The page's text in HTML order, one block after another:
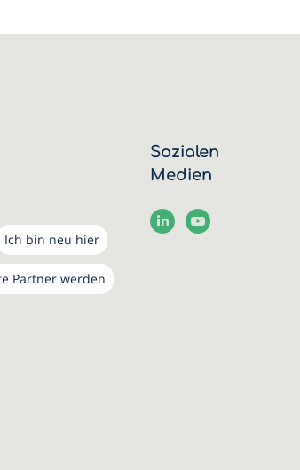
Ich bin neu hier
Partner werden
Sozialen
Medien